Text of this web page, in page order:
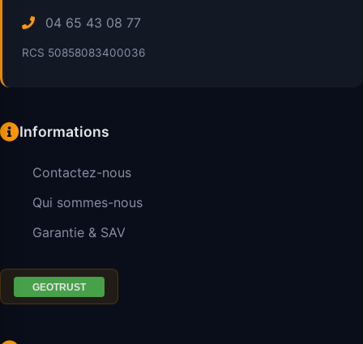
04 65 43 08 77
RCS 50858083400036
Informations
Contactez-nous
Qui sommes-nous
Garantie & SAV